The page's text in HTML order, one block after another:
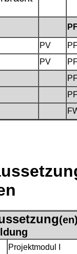
PV
PV
Projektmodul I